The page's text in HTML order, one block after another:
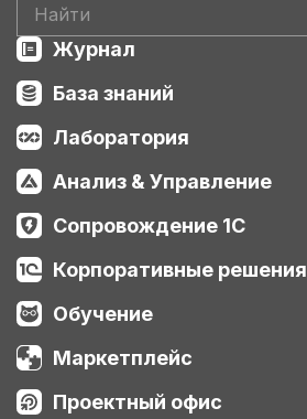
Журнал
База знаний
Лаборатория
Анализ & Управление
Сопровождение 1С
Корпоративные решения
Обучение
Маркетплейс
Проектный офис